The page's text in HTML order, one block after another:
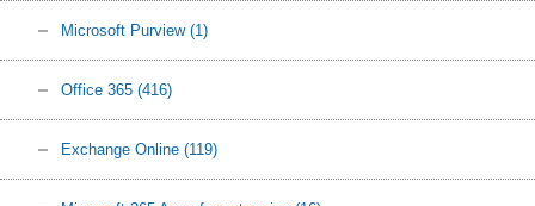
Microsoft Purview (1)
Office 365 (416)
Exchange Online (119)